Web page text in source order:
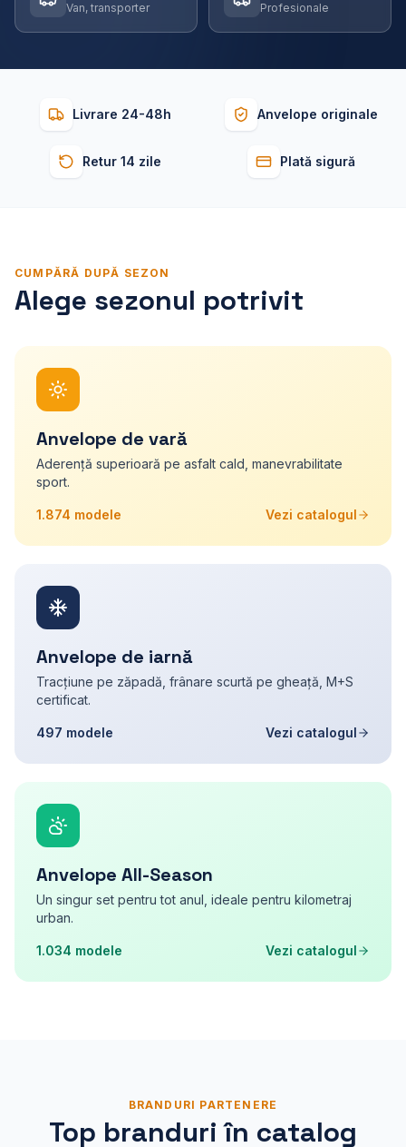
Van, transporter Profesionale
Livrare 24-48h Anvelope originale
Retur 14 zile Plată sigură
CUMPĂRĂ DUPĂ SEZON
Alege sezonul potrivit
Anvelope de vară
Aderență superioară pe asfalt cald, manevrabilitate
sport.
1.874 modele Vezi catalogul
Anvelope de iarnă
Tracțiune pe zăpadă, frânare scurtă pe gheață, M+S
certificat.
497 modele Vezi catalogul
Anvelope All-Season
Un singur set pentru tot anul, ideale pentru kilometraj
urban.
1.034 modele Vezi catalogul
BRANDURI PARTENERE
Top branduri în catalog